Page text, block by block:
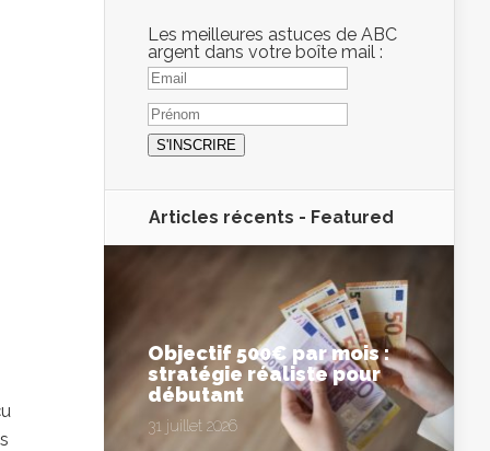
Les meilleures astuces de ABC
argent dans votre boîte mail :
Articles récents - Featured
Objectif 500€ par mois :
stratégie réaliste pour
débutant
31 juillet 2026